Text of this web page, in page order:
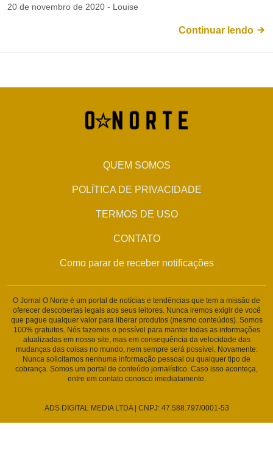
20 de novembro de 2020 - Louise
Continuar lendo
QUEM SOMOS
POLÍTICA DE PRIVACIDADE
TERMOS DE USO
CONTATO
Como parar de receber notificações
O Jornal O Norte é um portal de notícias e tendências que tem a missão de
oferecer descobertas legais aos seus leitores. Nunca iremos exigir de você
que pague qualquer valor para liberar produtos (mesmo conteúdos). Somos
100% gratuitos. Nós fazemos o possível para manter todas as informações
atualizadas em nosso site, mas em consequência da velocidade das
mudanças das coisas no mundo, nem sempre será possível. Novamente:
Nunca solicitamos nenhuma informação pessoal ou qualquer tipo de
cobrança. Somos um portal de conteúdo jornalístico. Caso isso aconteça,
entre em contato conosco imediatamente.
ADS DIGITAL MEDIA LTDA | CNPJ: 47.588.797/0001-53